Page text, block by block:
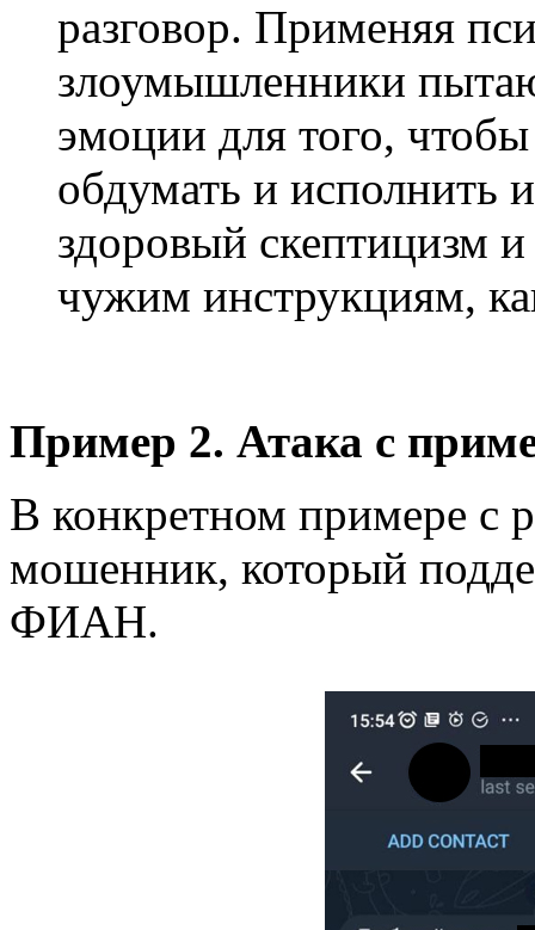
разговор. Применяя
злоумышленники
эмоции для того,
обдумать и исполнить
здоровый скептицизм и
чужим инструкциям,
Пример 2. Атака с
В конкретном примере с
мошенник, который
ФИАН.